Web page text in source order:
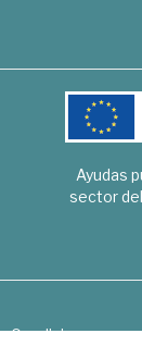
Ayudas
sector
Condiciones